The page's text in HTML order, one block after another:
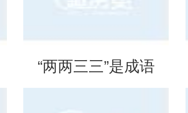
“两两三三”是成语